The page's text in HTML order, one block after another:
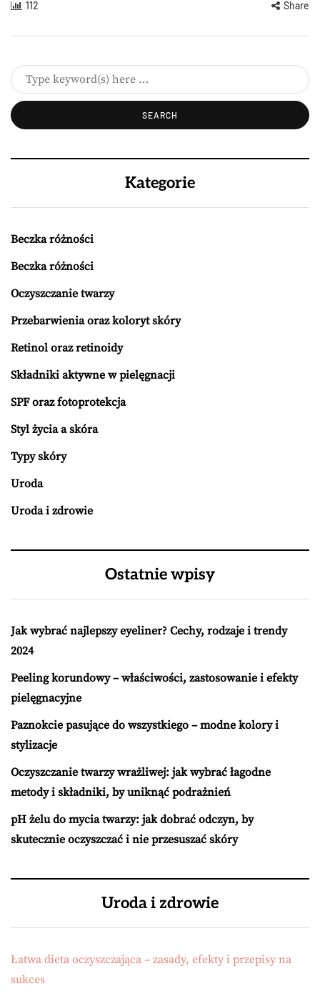
112 Share
Kategorie
Beczka różności
Beczka różności
Oczyszczanie twarzy
Przebarwienia oraz koloryt skóry
Retinol oraz retinoidy
Składniki aktywne w pielęgnacji
SPF oraz fotoprotekcja
Styl życia a skóra
Typy skóry
Uroda
Uroda i zdrowie
Ostatnie wpisy
Jak wybrać najlepszy eyeliner? Cechy, rodzaje i trendy
2024
Peeling korundowy – właściwości, zastosowanie i efekty
pielęgnacyjne
Paznokcie pasujące do wszystkiego – modne kolory i
stylizacje
Oczyszczanie twarzy wrażliwej: jak wybrać łagodne
metody i składniki, by uniknąć podrażnień
pH żelu do mycia twarzy: jak dobrać odczyn, by
skutecznie oczyszczać i nie przesuszać skóry
Uroda i zdrowie
Łatwa dieta oczyszczająca – zasady, efekty i przepisy na
sukces